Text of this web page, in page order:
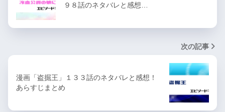
９８話のネタバレと感想…
次の記事
漫画「盗掘王」１３３話のネタバレと感想！
あらすじまとめ